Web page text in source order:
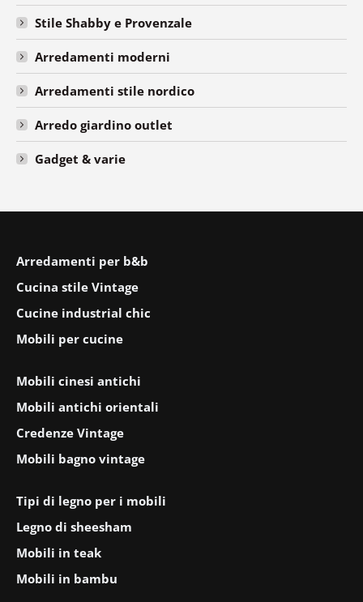
Stile Shabby e Provenzale
Arredamenti moderni
Arredamenti stile nordico
Arredo giardino outlet
Gadget & varie
Arredamenti per b&b
Cucina stile Vintage
Cucine industrial chic
Mobili per cucine
Mobili cinesi antichi
Mobili antichi orientali
Credenze Vintage
Mobili bagno vintage
Tipi di legno per i mobili
Legno di sheesham
Mobili in teak
Mobili in bambu